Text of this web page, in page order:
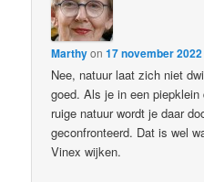
Marthyon17 november
Nee, natuur laat zich niet
goed. Als je in een
ruige natuur wordt je daar
geconfronteerd. Dat is wel
Vinex wijken.